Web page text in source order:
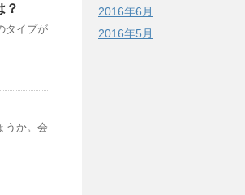
？
タイプが
うか。会
2016年6月
2016年5月